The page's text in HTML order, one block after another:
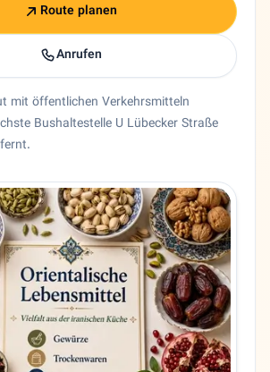
Route planen
Anrufen
mit öffentlichen Verkehrsmitteln
Bushaltestelle U Lübecker Straße
in Hamburg, Hamburg. 🇩🇪
74